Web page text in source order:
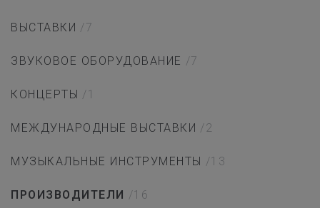
ВЫСТАВКИ /7
ЗВУКОВОЕ ОБОРУДОВАНИЕ /7
КОНЦЕРТЫ /1
МЕЖДУНАРОДНЫЕ ВЫСТАВКИ /2
МУЗЫКАЛЬНЫЕ ИНСТРУМЕНТЫ /13
ПРОИЗВОДИТЕЛИ /16